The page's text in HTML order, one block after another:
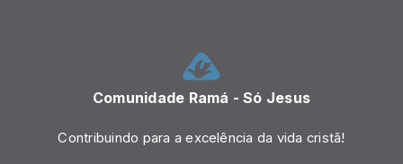
Comunidade Ramá - Só Jesus
Contribuindo para a excelência da vida cristã!